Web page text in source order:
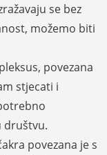
se bez
možemo biti
povezana
stjecati i
društvu.
povezana je s